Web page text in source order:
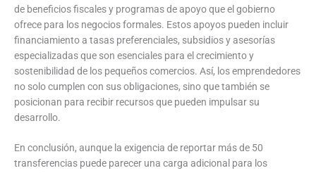
de beneficios fiscales y programas de apoyo que el gobierno
ofrece para los negocios formales. Estos apoyos pueden incluir
financiamiento a tasas preferenciales, subsidios y asesorías
especializadas que son esenciales para el crecimiento y
sostenibilidad de los pequeños comercios. Así, los emprendedores
no solo cumplen con sus obligaciones, sino que también se
posicionan para recibir recursos que pueden impulsar su
desarrollo.
En conclusión, aunque la exigencia de reportar más de 50
transferencias puede parecer una carga adicional para los